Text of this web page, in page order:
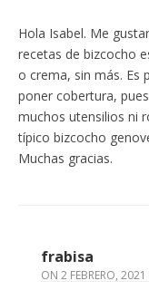
Hola Isabel. Me
recetas de bizcocho
o crema, sin más. Es
poner cobertura,
muchos utensilios ni
típico bizcocho
Muchas gracias.
frabisa
ON 2 FEBRERO,